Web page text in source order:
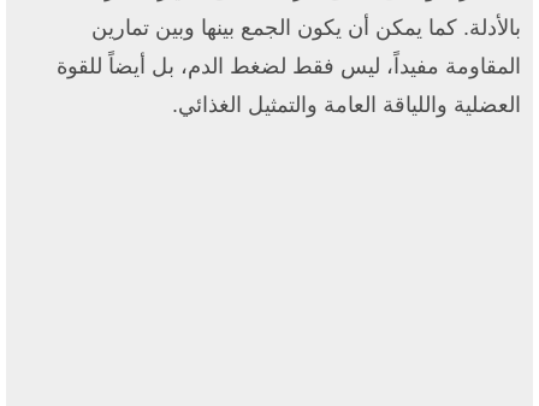
بالأدلة. كما يمكن أن يكون الجمع بينها وبين تمارين
المقاومة مفيداً، ليس فقط لضغط الدم، بل أيضاً للقوة
العضلية واللياقة العامة والتمثيل الغذائي.